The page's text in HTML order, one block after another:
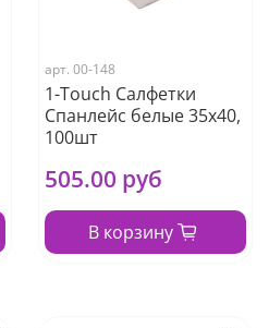
арт. 00-148
1-Touch Салфетки
Cпанлейс белые 35х40,
100шт
505.00 руб
В корзину